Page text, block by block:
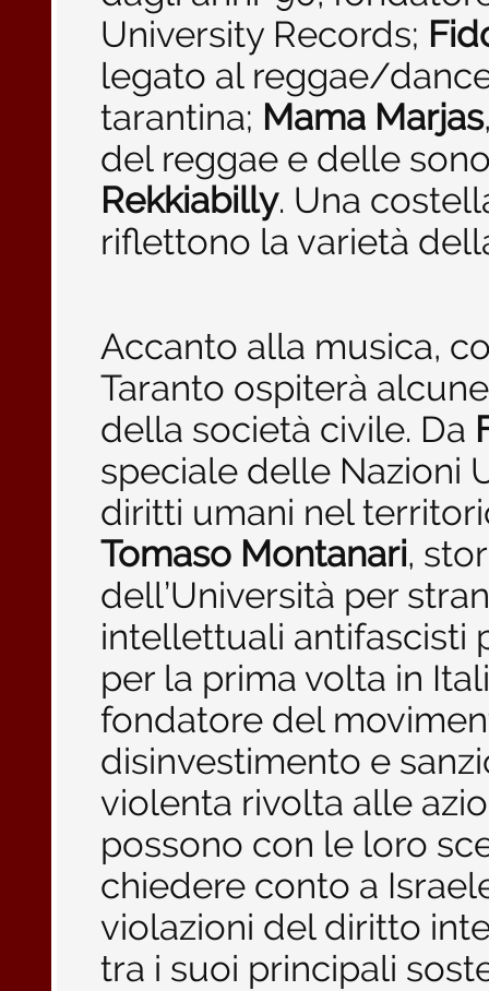
University Records;
legato al reggae/
tarantina; Mama Marjas
del reggae e delle
Rekkiabilly. Una
riflettono la varietà
Accanto alla musica,
Taranto ospiterà
della società civile. Da
speciale delle Nazioni
diritti umani nel
Tomaso Montanari,
dell’Università per
intellettuali antifascisti
per la prima volta in
fondatore del
disinvestimento e
violenta rivolta alle
possono con le loro
chiedere conto a
violazioni del diritto
tra i suoi principali